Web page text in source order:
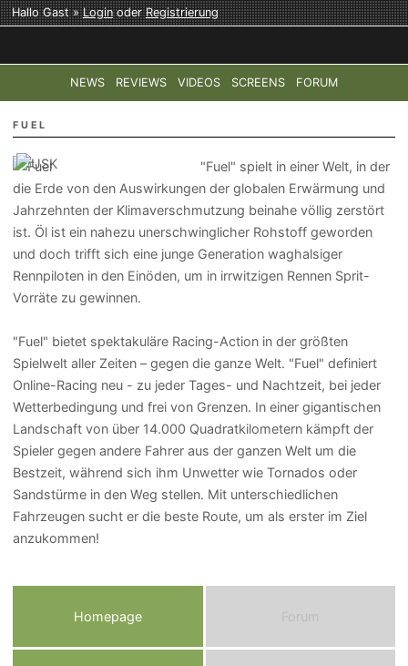
Hallo Gast »LoginoderRegistrierung
NEWS REVIEWS VIDEOS SCREENS FORUM
TOP-THEMEN: COD: MODERN WARFARE 4 HALO:
FUEL
"Fuel" spielt in einer Welt, in der
die Erde von den Auswirkungen der globalen Erwärmung und
Jahrzehnten der Klimaverschmutzung beinahe völlig zerstört
ist. Öl ist ein nahezu unerschwinglicher Rohstoff geworden
und doch trifft sich eine junge Generation waghalsiger
Rennpiloten in den Einöden, um in irrwitzigen Rennen Sprit-
Vorräte zu gewinnen.
"Fuel" bietet spektakuläre Racing-Action in der größten
Spielwelt aller Zeiten – gegen die ganze Welt. "Fuel" definiert
Online-Racing neu - zu jeder Tages- und Nachtzeit, bei jeder
Wetterbedingung und frei von Grenzen. In einer gigantischen
Landschaft von über 14.000 Quadratkilometern kämpft der
Spieler gegen andere Fahrer aus der ganzen Welt um die
Bestzeit, während sich ihm Unwetter wie Tornados oder
Sandstürme in den Weg stellen. Mit unterschiedlichen
Fahrzeugen sucht er die beste Route, um als erster im Ziel
anzukommen!
Homepage Forum